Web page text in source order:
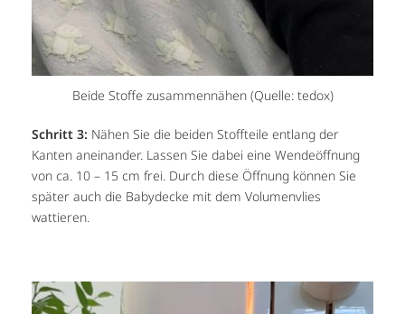
Beide Stoffe zusammennähen (Quelle: tedox)
Schritt 3: Nähen Sie die beiden Stoffteile entlang der
Kanten aneinander. Lassen Sie dabei eine Wendeöffnung
von ca. 10 – 15 cm frei. Durch diese Öffnung können Sie
später auch die Babydecke mit dem Volumenvlies
wattieren.